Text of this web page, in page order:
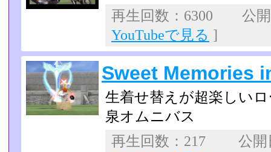
再生回数：6300 公
YouTubeで見る ]
Sweet Memories
生着せ替えが超楽しい
泉オムニバス
再生回数：217 公